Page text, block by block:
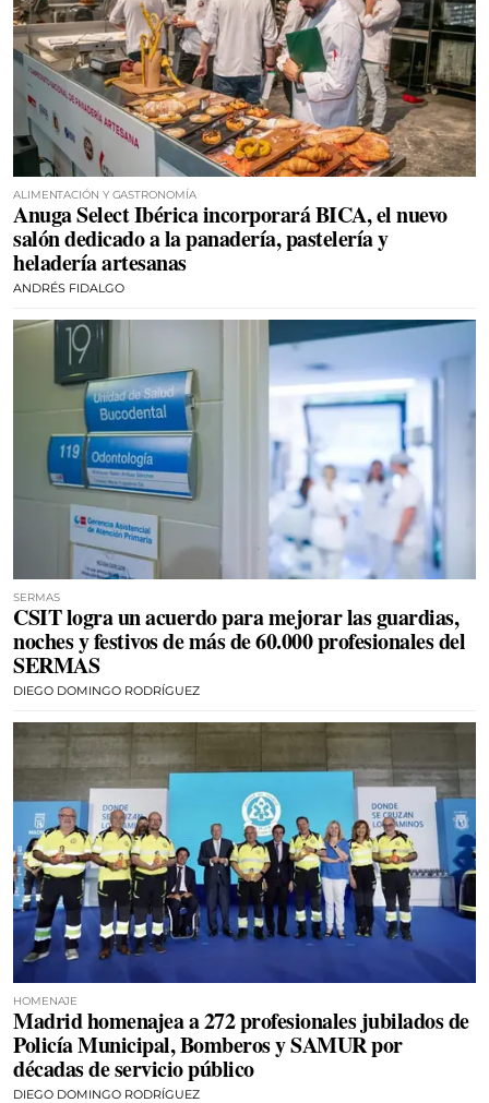
ALIMENTACIÓN Y GASTRONOMÍA
Anuga Select Ibérica incorporará BICA, el nuevo
salón dedicado a la panadería, pastelería y
heladería artesanas
ANDRÉS FIDALGO
SERMAS
CSIT logra un acuerdo para mejorar las guardias,
noches y festivos de más de 60.000 profesionales del
SERMAS
DIEGO DOMINGO RODRÍGUEZ
HOMENAJE
Madrid homenajea a 272 profesionales jubilados de
Policía Municipal, Bomberos y SAMUR por
décadas de servicio público
DIEGO DOMINGO RODRÍGUEZ